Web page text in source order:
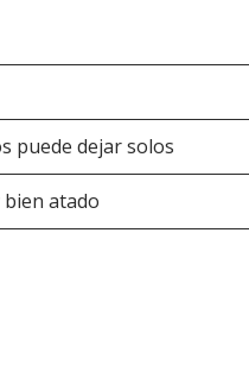
puede dejar solos
bien atado